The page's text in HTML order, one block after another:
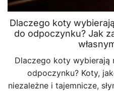
Dlaczego koty
do odpoczynku? Jak
Dlaczego koty wybierają
odpoczynku? Koty,
niezależne i tajemnicze,